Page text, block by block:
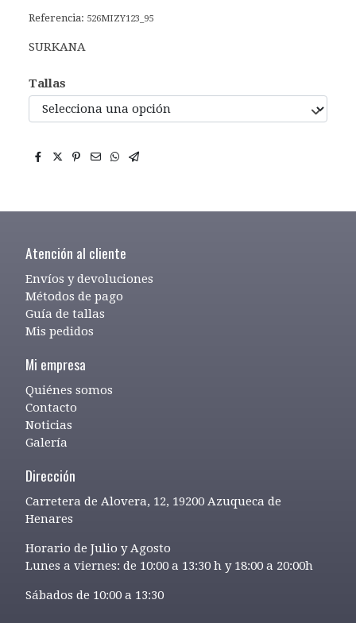
Referencia: 526MIZY123_95
SURKANA
Tallas
Atención al cliente
Envíos y devoluciones
Métodos de pago
Guía de tallas
Mis pedidos
Mi empresa
Quiénes somos
Contacto
Noticias
Galería
Dirección
Carretera de Alovera, 12, 19200 Azuqueca de
Henares
Horario de Julio y Agosto
Lunes a viernes: de 10:00 a 13:30 h y 18:00 a 20:00h
Sábados de 10:00 a 13:30